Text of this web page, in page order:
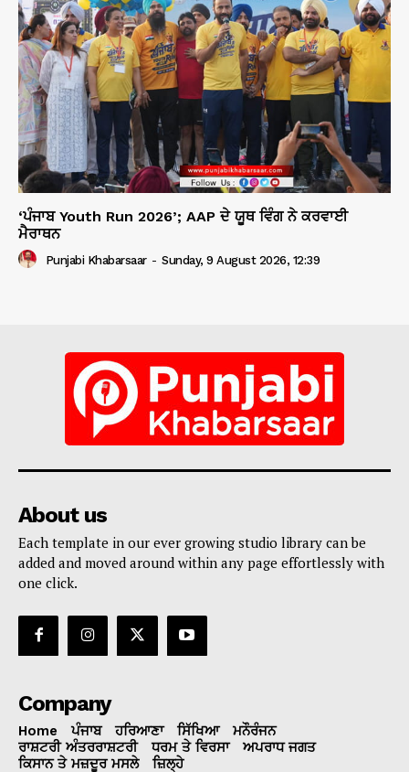
‘ਪੰਜਾਬ Youth Run 2026’; AAP ਦੇ ਯੂਥ ਵਿੰਗ ਨੇ ਕਰਵਾਈ
ਮੈਰਾਥਨ
Punjabi Khabarsaar - Sunday, 9 August 2026, 12:39
About us
Each template in our ever growing studio library can be
added and moved around within any page effortlessly with
one click.
Company
Home ਪੰਜਾਬ ਹਰਿਆਣਾ ਸਿੱਖਿਆ
ਮਨੌਰੰਜਨ
ਰਾਸ਼ਟਰੀ ਅੰਤਰਰਾਸ਼ਟਰੀ
ਧਰਮ ਤੇ ਵਿਰਸਾ
ਅਪਰਾਧ ਜਗਤ
ਕਿਸਾਨ ਤੇ ਮਜ਼ਦੂਰ ਮਸਲੇ
ਜ਼ਿਲ੍ਹੇ